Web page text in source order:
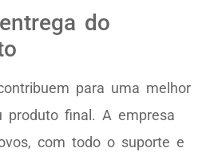
do
para uma melhor
produto final. A empresa
com todo o suporte e